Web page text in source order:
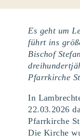
Es geht um
führt ins
Bischof
Pfarrkirche
In
22.03.2026
Pfarrkirche
Die Kirche